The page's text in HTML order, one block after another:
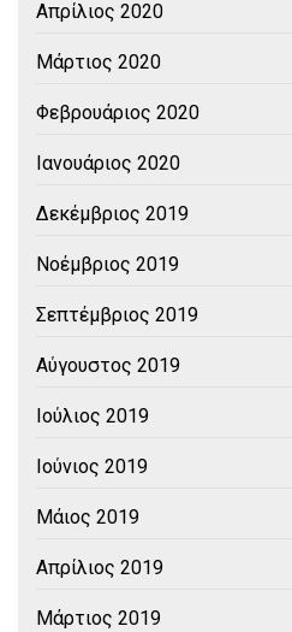
Απρίλιος 2020
Μάρτιος 2020
Φεβρουάριος 2020
Ιανουάριος 2020
Δεκέμβριος 2019
Νοέμβριος 2019
Σεπτέμβριος 2019
Αύγουστος 2019
Ιούλιος 2019
Ιούνιος 2019
Μάιος 2019
Απρίλιος 2019
Μάρτιος 2019